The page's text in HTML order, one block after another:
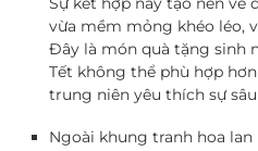
vừa mềm mỏng khéo léo,
Đây là món quà tặng sinh
Tết không thể phù hợp
trung niên yêu thích sự sâu
Ngoài khung tranh hoa